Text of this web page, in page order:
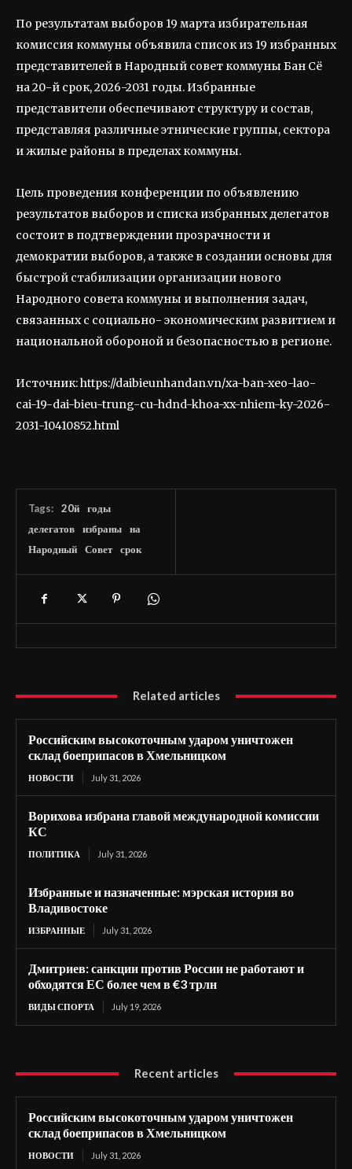
По результатам выборов 19 марта избирательная
комиссия коммуны объявила список из 19 избранных
представителей в Народный совет коммуны Бан Сё
на 20-й срок, 2026-2031 годы. Избранные
представители обеспечивают структуру и состав,
представляя различные этнические группы, сектора
и жилые районы в пределах коммуны.
Цель проведения конференции по объявлению
результатов выборов и списка избранных делегатов
состоит в подтверждении прозрачности и
демократии выборов, а также в создании основы для
быстрой стабилизации организации нового
Народного совета коммуны и выполнения задач,
связанных с социально- экономическим развитием и
национальной обороной и безопасностью в регионе.
Источник: https://daibieunhandan.vn/xa-ban-xeo-lao-
cai-19-dai-bieu-trung-cu-hdnd-khoa-xx-nhiem-ky-2026-
2031-10410852.html
Tags: 20й
годы
делегатов
избраны
на
Народный
Совет срок
Related articles
Российским высокоточным ударом уничтожен
склад боеприпасов в Хмельницком
НОВОСТИ July 31, 2026
Ворихова избрана главой международной комиссии
КС
ПОЛИТИКА July 31, 2026
Избранные и назначенные: мэрская история во
Владивостоке
ИЗБРАННЫЕ July 31, 2026
Дмитриев: санкции против России не работают и
обходятся ЕС более чем в €3 трлн
ВИДЫ СПОРТА July 19, 2026
Recent articles
Российским высокоточным ударом уничтожен
склад боеприпасов в Хмельницком
НОВОСТИ July 31, 2026